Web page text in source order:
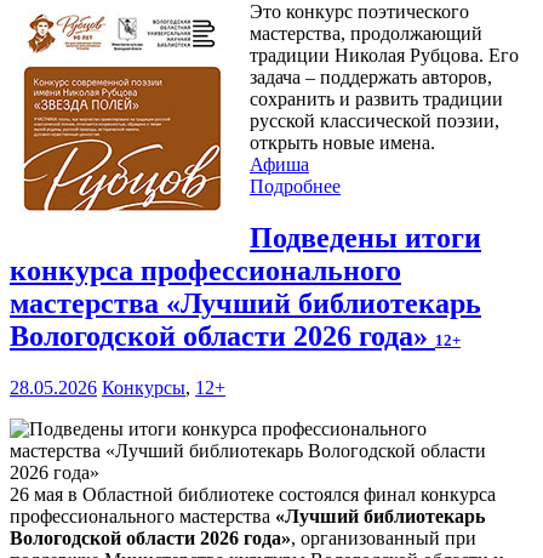
Это конкурс поэтического
мастерства, продолжающий
традиции Николая Рубцова. Его
задача – поддержать авторов,
сохранить и развить традиции
русской классической поэзии,
открыть новые имена.
Афиша
Подробнее
Подведены итоги
конкурса профессионального
мастерства «Лучший библиотекарь
Вологодской области 2026 года» 12+
28.05.2026 Конкурсы, 12+
26 мая в Областной библиотеке состоялся финал конкурса
профессионального мастерства «Лучший библиотекарь
Вологодской области 2026 года», организованный при